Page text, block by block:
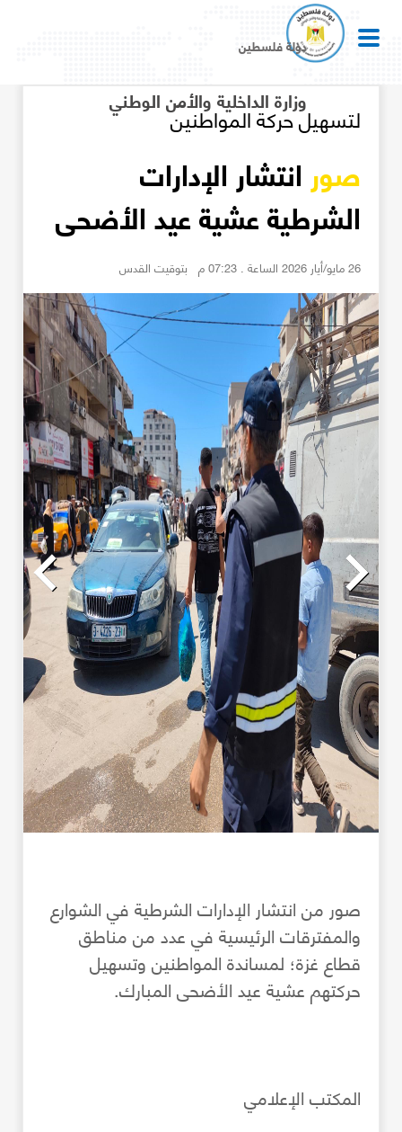
دولة فلسطين
وزارة الداخلية والأمن الوطني
لتسهيل حركة المواطنين
صور انتشار الإدارات
الشرطية عشية عيد الأضحى
26 مايو/أيار 2026 الساعة . 07:23 م بتوقيت القدس
صور من انتشار الإدارات الشرطية في الشوارع
والمفترقات الرئيسية في عدد من مناطق
قطاع غزة؛ لمساندة المواطنين وتسهيل
حركتهم عشية عيد الأضحى المبارك.
المكتب الإعلامي